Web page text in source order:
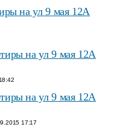
на ул 9 мая 12А
на ул 9 мая 12А
на ул 9 мая 12А
17:17